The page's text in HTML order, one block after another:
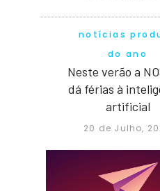
notícias
do ano
Neste verão a
dá férias à
artificial
20 de Julho,